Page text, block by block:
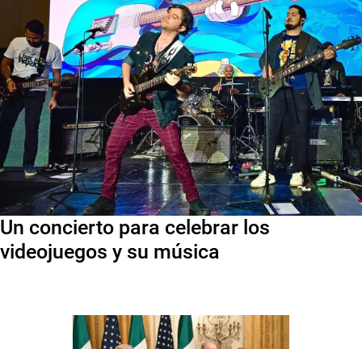
Un concierto para celebrar los
videojuegos y su música